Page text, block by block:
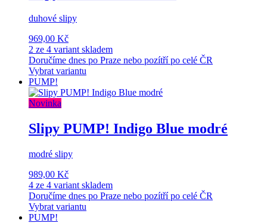
duhové slipy
969,00 Kč
2 ze 4 variant skladem
Doručíme dnes po Praze nebo pozítří po celé ČR
Vybrat variantu
PUMP!
Novinka
Slipy PUMP! Indigo Blue modré
modré slipy
989,00 Kč
4 ze 4 variant skladem
Doručíme dnes po Praze nebo pozítří po celé ČR
Vybrat variantu
PUMP!